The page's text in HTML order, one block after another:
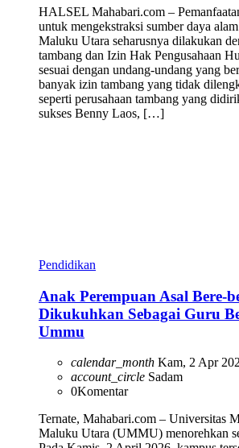
HALSEL Mahabari.com –
untuk mengekstraksi sumber daya
Maluku Utara seharusnya dilakukan
tambang dan Izin Hak Pengusahaan
sesuai dengan undang-undang yang
banyak izin tambang yang tidak
seperti perusahaan tambang yang
sukses Benny Laos, […]
Pendidikan
Anak Perempuan Asal Bere-
Dikukuhkan Sebagai Guru
Ummu
calendar_month Kam, 2 Apr
account_circle Sadam
0Komentar
Ternate, Mahabari.com – Universitas
Maluku Utara (UMMU) menorehkan